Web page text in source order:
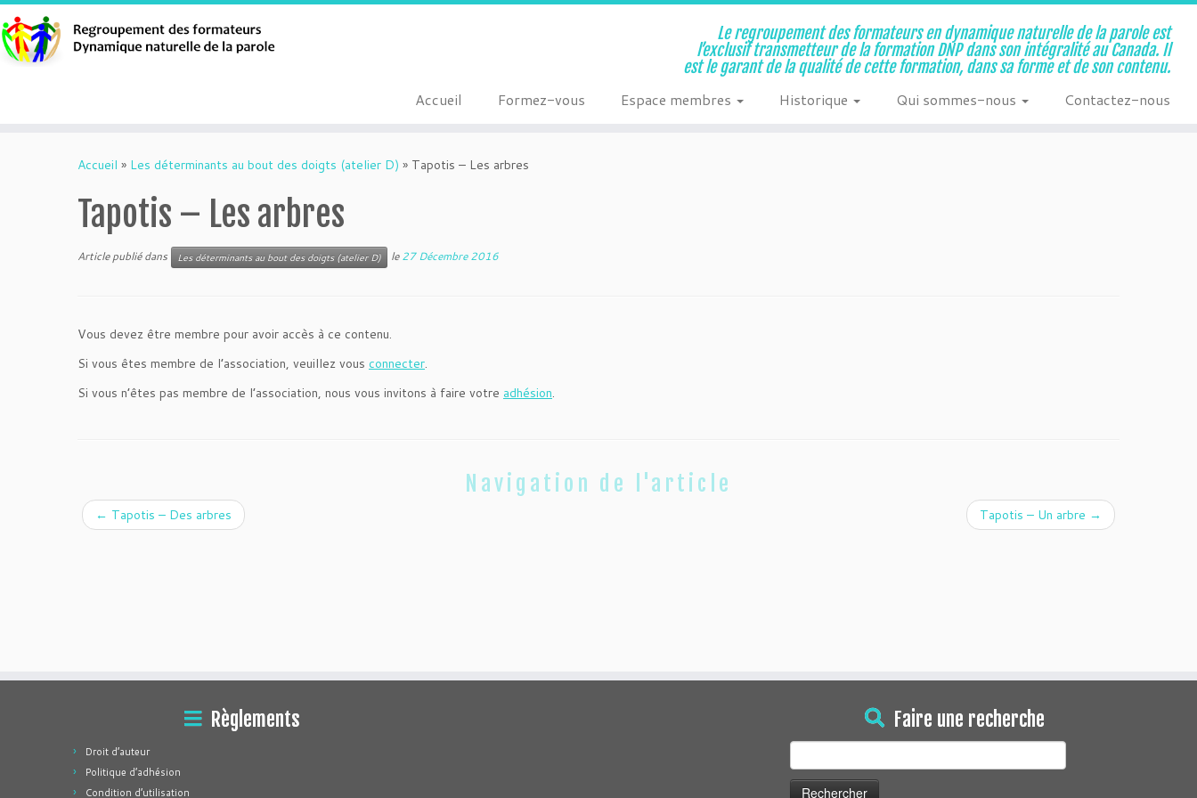
Le regroupement des formateurs en dynamique naturelle de la parole est
l’exclusif transmetteur de la formation DNP dans son intégralité au Canada. Il
est le garant de la qualité de cette formation, dans sa forme et de son contenu.
Accueil Formez-vous Espace membres Historique Qui sommes-nous Contactez-nous
Accueil » Les déterminants au bout des doigts (atelier D) » Tapotis – Les arbres
Tapotis – Les arbres
Article publié dans Les déterminants au bout des doigts (atelier D) le27 Décembre 2016
Vous devez être membre pour avoir accès à ce contenu.
Si vous êtes membre de l’association, veuillez vous connecter.
Si vous n’êtes pas membre de l’association, nous vous invitons à faire votre adhésion.
Navigation de l'article
← Tapotis – Des arbres Tapotis – Un arbre →
Règlements
Droit d’auteur
Politique d’adhésion
Condition d’utilisation
Faire une recherche